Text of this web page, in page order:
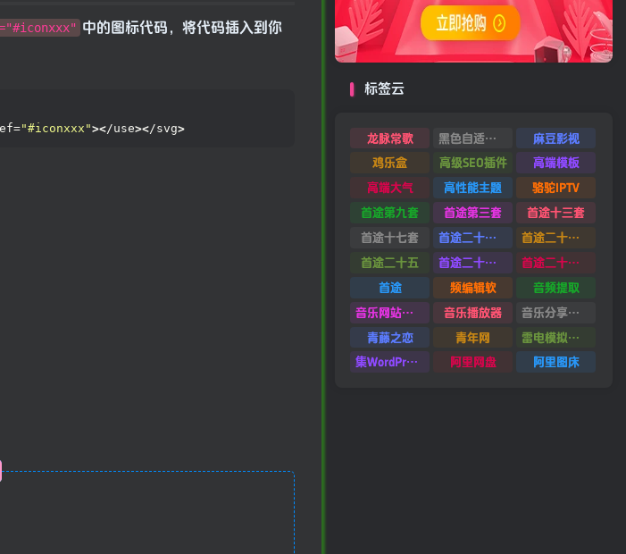
中的图标代码，将代码插入到你
"#iconxxx"></use></svg>
标签云
龙脉常歌 黑色自适应模板
麻豆影视
鸡乐盒
高级SEO插件
高端模板
高端大气
高性能主题
骆驼IPTV
首途第九套
首途第三套
首途十三套
首途十七套
首途二十四套
首途二十六套
首途二十五
首途二十二套
首途二十一套
首途
频编辑软
音频提取
音乐网站源码
音乐播放器
音乐分享平台源码
青藤之恋
青年网
雷电模拟器9.0
集WordPress集插件
阿里网盘 阿里图床